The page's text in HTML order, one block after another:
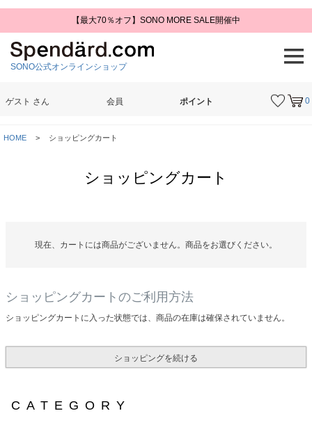
【最大70％オフ】SONO MORE SALE開催中
SONO公式オンラインショップ
0
ゲスト さん 会員 ポイント
HOME ショッピングカート
ショッピングカート
現在、カートには商品がございません。商品をお選びください。
ショッピングカートのご利用方法
ショッピングカートに入った状態では、商品の在庫は確保されていません。
ショッピングを続ける
CATEGORY